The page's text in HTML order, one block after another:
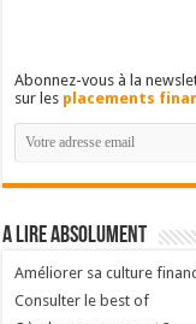
Abonnez-vous à la
sur les placements
A lire absolument
Améliorer sa culture
Consulter le best of